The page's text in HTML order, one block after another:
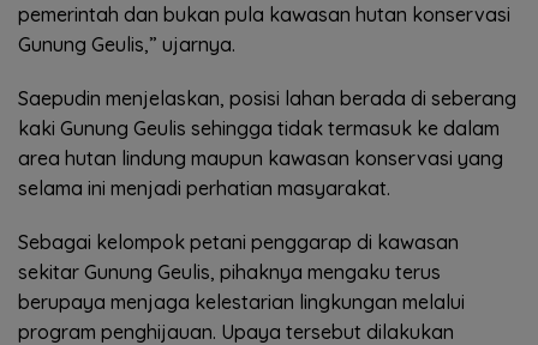
pemerintah dan bukan pula kawasan hutan konservasi
Gunung Geulis,” ujarnya.
Saepudin menjelaskan, posisi lahan berada di seberang
kaki Gunung Geulis sehingga tidak termasuk ke dalam
area hutan lindung maupun kawasan konservasi yang
selama ini menjadi perhatian masyarakat.
Sebagai kelompok petani penggarap di kawasan
sekitar Gunung Geulis, pihaknya mengaku terus
berupaya menjaga kelestarian lingkungan melalui
program penghijauan. Upaya tersebut dilakukan